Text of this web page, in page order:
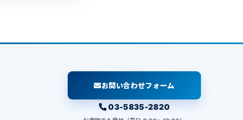
お問い合わせフォーム
03-5835-2820